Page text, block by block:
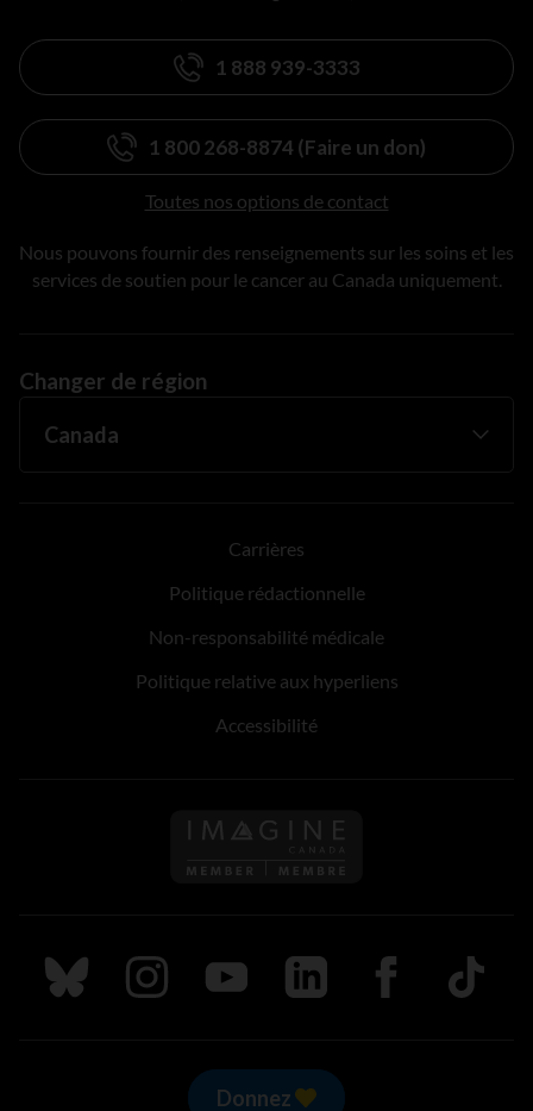
1 888 939-3333
1 800 268-8874 (Faire un don)
Toutes nos options de contact
Nous pouvons fournir des renseignements sur les soins et les
services de soutien pour le cancer au Canada uniquement.
Changer de région
Carrières
Politique rédactionnelle
Non-responsabilité médicale
Politique relative aux hyperliens
Accessibilité
Suivez nous sur Bluesky
Suivez nous sur Instagram
Suivez nous sur Youtube
Suivez nous sur LinkedIn
Suivez nous sur
TikTok
Donnez